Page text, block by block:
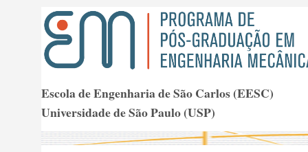
Escola de Engenharia de São Carlos (EESC)
Universidade de São